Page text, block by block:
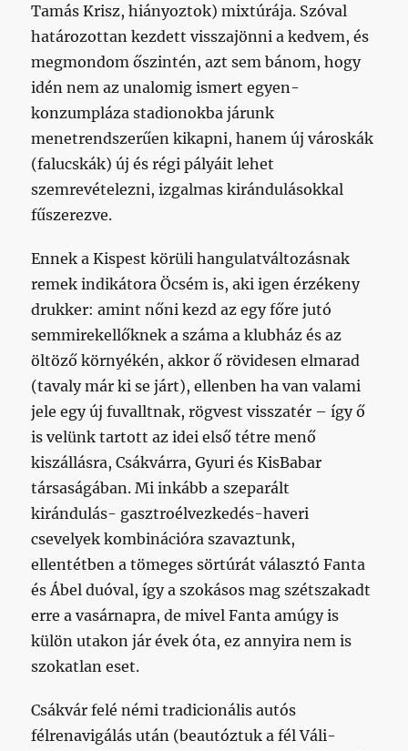
Tamás Krisz, hiányoztok) mixtúrája. Szóval
határozottan kezdett visszajönni a kedvem, és
megmondom őszintén, azt sem bánom, hogy
idén nem az unalomig ismert egyen-
konzumpláza stadionokba járunk
menetrendszerűen kikapni, hanem új városkák
(falucskák) új és régi pályáit lehet
szemrevételezni, izgalmas kirándulásokkal
fűszerezve.
Ennek a Kispest körüli hangulatváltozásnak
remek indikátora Öcsém is, aki igen érzékeny
drukker: amint nőni kezd az egy főre jutó
semmirekellőknek a száma a klubház és az
öltöző környékén, akkor ő rövidesen elmarad
(tavaly már ki se járt), ellenben ha van valami
jele egy új fuvalltnak, rögvest visszatér – így ő
is velünk tartott az idei első tétre menő
kiszállásra, Csákvárra, Gyuri és KisBabar
társaságában. Mi inkább a szeparált
kirándulás- gasztroélvezkedés-haveri
csevelyek kombinációra szavaztunk,
ellentétben a tömeges sörtúrát választó Fanta
és Ábel duóval, így a szokásos mag szétszakadt
erre a vasárnapra, de mivel Fanta amúgy is
külön utakon jár évek óta, ez annyira nem is
szokatlan eset.
Csákvár felé némi tradicionális autós
félrenavigálás után (beautóztuk a fél Váli-